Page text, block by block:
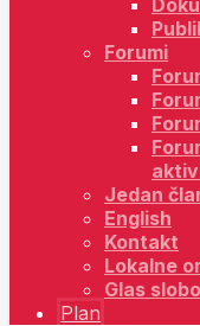
Forumi
Jedan
English
Kontakt
Lokalne
Glas
Plan